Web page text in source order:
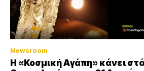
Newsroom
Η «Κοσμική Αγάπη» κάνει